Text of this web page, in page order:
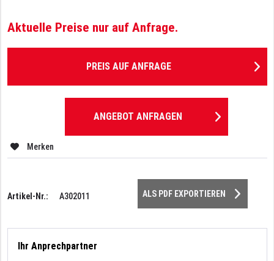
Aktuelle Preise nur auf Anfrage.
PREIS AUF ANFRAGE
ANGEBOT ANFRAGEN
Merken
Artikel-Nr.: A302011 ALS PDF EXPORTIEREN
Ihr Anprechpartner